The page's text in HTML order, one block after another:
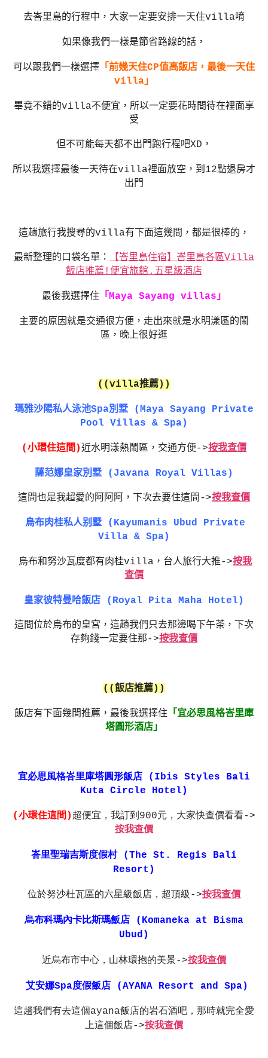
去峇里島的行程中，大家一定要安排一天住villa唷
如果像我們一樣是節省路線的話，
可以跟我們一樣選擇 「前幾天住CP值高飯店，最後一天住
villa」
畢竟不錯的villa不便宜，所以一定要花時間待在裡面享
受
但不可能每天都不出門跑行程吧XD ，
所以我選擇最後一天待在villa裡面放空，到12點退房才
出門
這趟旅行我搜尋的villa有下面這幾間，都是很棒的，
最新整理的口袋名單：
【峇里島住宿】峇里島各區Villa
飯店推薦!便宜旅館.五星級酒店
最後我選擇住 「Maya Sayang villas」
主要的原因就是交通很方便，走出來就是水明漾區的鬧
區，晚上很好逛
((villa推薦))
瑪雅沙陽私人泳池Spa別墅 (Maya Sayang Private
Pool Villas & Spa)
(小環住這間)近水明漾熱鬧區，交通方便->按我查價
薩范娜皇家別墅 (Javana Royal Villas)
這間也是我超愛的阿阿阿，下次去要住這間->按我查價
烏布肉桂私人别墅 (Kayumanis Ubud Private
Villa & Spa)
烏布和努沙瓦度都有肉桂villa，台人旅行大推->按我
查價
皇家彼特曼哈飯店 (Royal Pita Maha Hotel)
這間位於烏布的皇宮，這趟我們只去那邊喝下午茶，下次
存夠錢一定要住那->按我查價
((飯店推薦))
飯店有下面幾間推薦，最後我選擇住 「宜必思風格峇里庫
塔圓形酒店」
宜必思風格峇里庫塔圓形飯店 (Ibis Styles Bali
Kuta Circle Hotel)
(小環住這間) 超便宜，我訂到900元，大家快查價看看->
按我查價
峇里聖瑞吉斯度假村 (The St. Regis Bali
Resort)
位於努沙杜瓦區的六星級飯店，超頂級->按我查價
烏布科瑪內卡比斯瑪飯店 (Komaneka at Bisma
Ubud)
近烏布市中心，山林環抱的美景->按我查價
艾安娜Spa度假飯店 (AYANA Resort and Spa)
這趟我們有去這個ayana飯店的岩石酒吧，那時就完全愛
上這個飯店->按我查價